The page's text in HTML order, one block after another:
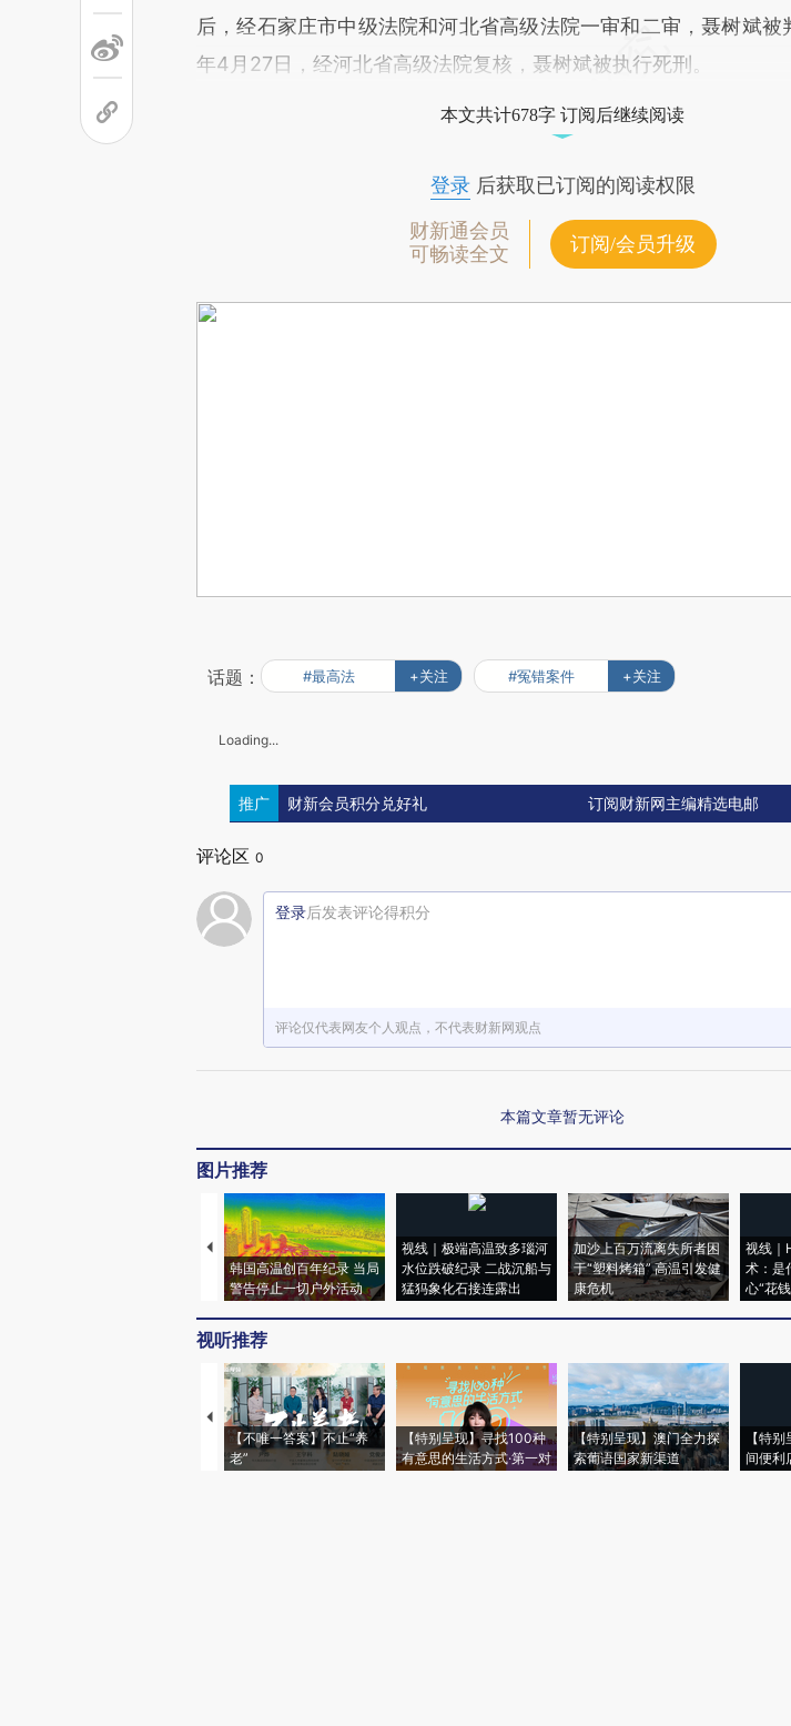
后，经石家庄市中级法院和河北省高级法院一审和二审，聂树斌被
年4月27日，经河北省高级法院复核，聂树斌被执行死刑。
本文共计678字 订阅后继续阅读
登录后获取已订阅的阅读权限
财新通会员
可畅读全文
订阅/会员升级
话题： #最高法 +关注 #冤错案件 +关注
Loading...
推广 财新会员积分兑好礼 订阅财新网主编精选电邮
评论区 0
登录后发表评论得积分
评论仅代表网友个人观点，不代表财新网观点
本篇文章暂无评论
图片推荐
韩国高温创百年纪录 当局
警告停止一切户外活动
视线｜极端高温致多瑙河
水位跌破纪录 二战沉船与
猛犸象化石接连露出
加沙上百万流离失所者困
于“塑料烤箱” 高温引发健
康危机
视线｜
术：是
心“花
视听推荐
【不唯一答案】不止“养
老”
【特别呈现】寻找100种
有意思的生活方式·第一对
【特别呈现】澳门全力探
索葡语国家新渠道
【特
间便利